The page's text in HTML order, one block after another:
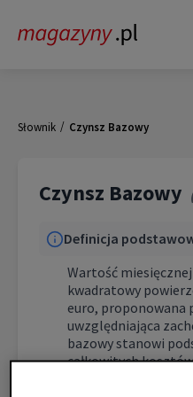
Słownik / Czynsz Bazowy
Czynsz Bazowy
Definicja
Wartość
kwadratowy
euro, proponowana
uwzględniająca
bazowy stanowi
całkowitych